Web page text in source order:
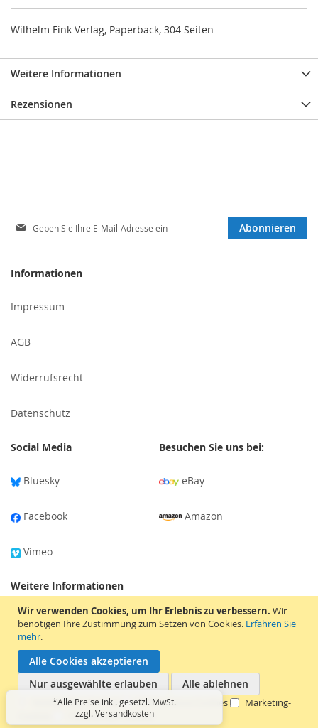
*Alle Preise inkl. gesetzl. MwSt.
zzgl. Versandkosten
Wir verwenden Cookies, um Ihr Erlebnis zu verbessern. Wir
benötigen Ihre Zustimmung zum Setzen von Cookies. Erfahren Sie
mehr.
Alle Cookies akzeptieren
Nur ausgewählte erlauben
Alle ablehnen
Notwendige Cookies Performance-Cookies
Marketing-
Funktionale Cookies
Wilhelm Fink Verlag, Paperback, 304 Seiten
Weitere Informationen
Rezensionen
Melden
Sie
unseren
an:
Abonnieren
Informationen
Impressum
AGB
Widerrufsrecht
Datenschutz
Social Media
Bluesky
Facebook
Vimeo
Besuchen Sie uns bei:
eBay
Amazon
Weitere Informationen
Versandinformationen
Tonträger-Bewertung
Karriere & Mentorship
Copyright © 2026 Apesound. Alle Rechte vorbehalten.